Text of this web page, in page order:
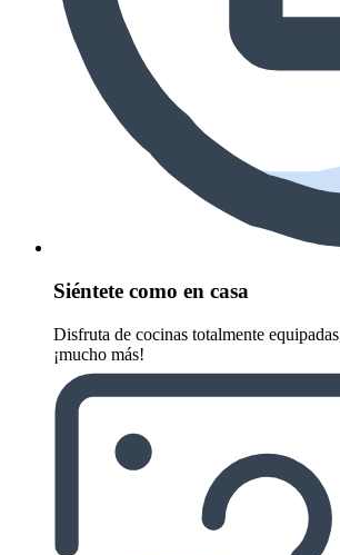
Siéntete como en casa
Disfruta de cocinas totalmente
¡mucho más!